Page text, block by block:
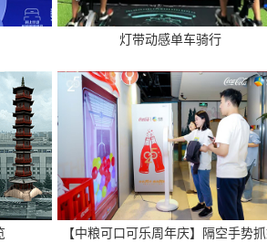
灯带动感单车骑行
【中粮可口可乐周年庆】隔空手势